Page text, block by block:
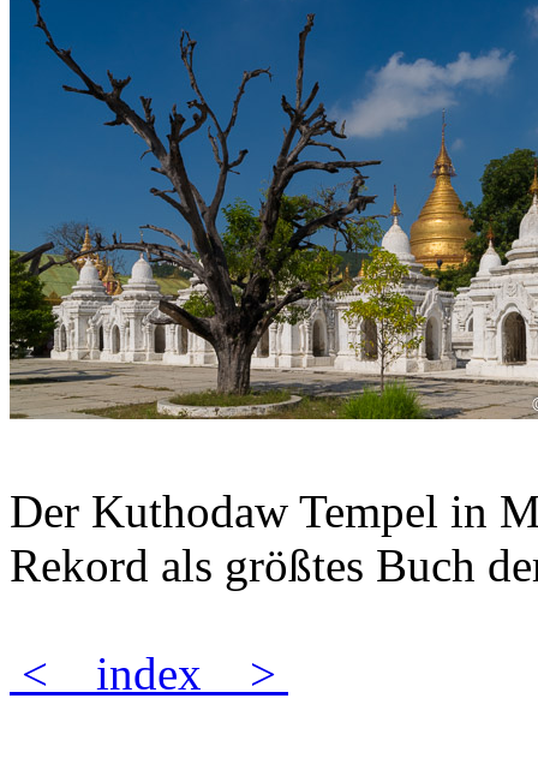
Der Kuthodaw Tempel in
Rekord als größtes Buch
< index >